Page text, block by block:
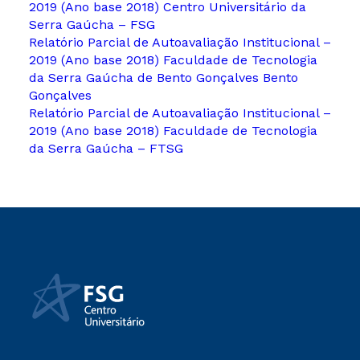
2019 (Ano base 2018) Centro Universitário da
Serra Gaúcha – FSG
Relatório Parcial de Autoavaliação Institucional –
2019 (Ano base 2018) Faculdade de Tecnologia
da Serra Gaúcha de Bento Gonçalves Bento
Gonçalves
Relatório Parcial de Autoavaliação Institucional –
2019 (Ano base 2018) Faculdade de Tecnologia
da Serra Gaúcha – FTSG